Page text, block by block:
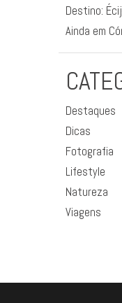
Destino:
Ainda em
Destaques
Dicas
Fotografia
Lifestyle
Natureza
Viagens